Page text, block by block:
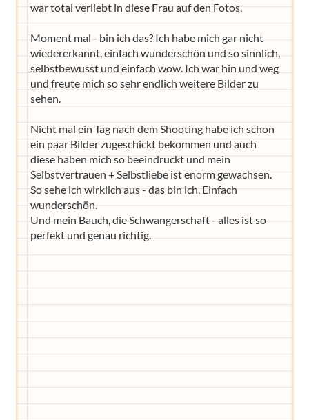
war total verliebt in diese Frau auf den Fotos.
Moment mal - bin ich das? Ich habe mich gar nicht
wiedererkannt, einfach wunderschön und so sinnlich,
selbstbewusst und einfach wow. Ich war hin und weg
und freute mich so sehr endlich weitere Bilder zu
sehen.
Nicht mal ein Tag nach dem Shooting habe ich schon
ein paar Bilder zugeschickt bekommen und auch
diese haben mich so beeindruckt und mein
Selbstvertrauen + Selbstliebe ist enorm gewachsen.
So sehe ich wirklich aus - das bin ich. Einfach
wunderschön.
Und mein Bauch, die Schwangerschaft - alles ist so
perfekt und genau richtig.